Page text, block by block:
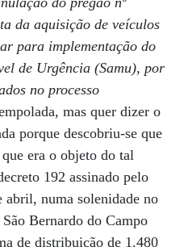
da aquisição de veículos
para implementação do
de Urgência (Samu), por
no processo
mas quer dizer o
porque descobriu-se que
era o objeto do tal
192 assinado pelo
abril, numa solenidade no
Bernardo do Campo
de distribuição de 1.480